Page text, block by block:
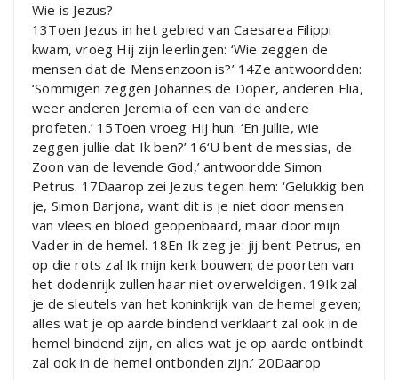
Wie is Jezus?
13Toen Jezus in het gebied van Caesarea Filippi
kwam, vroeg Hij zijn leerlingen: ‘Wie zeggen de
mensen dat de Mensenzoon is?’ 14Ze antwoordden:
‘Sommigen zeggen Johannes de Doper, anderen Elia,
weer anderen Jeremia of een van de andere
profeten.’ 15Toen vroeg Hij hun: ‘En jullie, wie
zeggen jullie dat Ik ben?’ 16‘U bent de messias, de
Zoon van de levende God,’ antwoordde Simon
Petrus. 17Daarop zei Jezus tegen hem: ‘Gelukkig ben
je, Simon Barjona, want dit is je niet door mensen
van vlees en bloed geopenbaard, maar door mijn
Vader in de hemel. 18En Ik zeg je: jij bent Petrus, en
op die rots zal Ik mijn kerk bouwen; de poorten van
het dodenrijk zullen haar niet overweldigen. 19Ik zal
je de sleutels van het koninkrijk van de hemel geven;
alles wat je op aarde bindend verklaart zal ook in de
hemel bindend zijn, en alles wat je op aarde ontbindt
zal ook in de hemel ontbonden zijn.’ 20Daarop